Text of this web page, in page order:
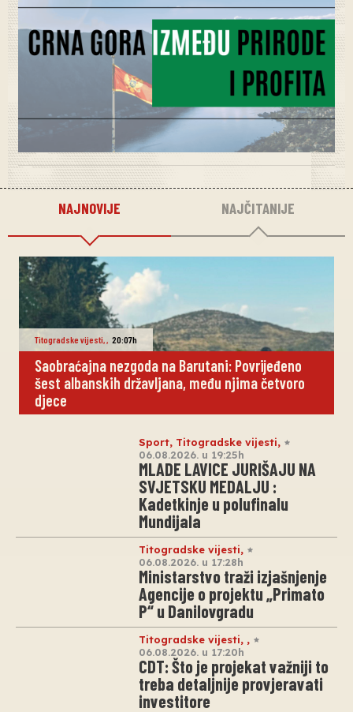
NAJNOVIJE NAJČITANIJE
Titogradske vijesti,, 20:07h
Saobraćajna nezgoda na Barutani: Povrijeđeno
šest albanskih državljana, među njima četvoro
djece
Sport, Titogradske vijesti,
06.08.2026. u 19:25h
MLADE LAVICE JURIŠAJU NA
SVJETSKU MEDALJU :
Kadetkinje u polufinalu
Mundijala
Titogradske vijesti,
06.08.2026. u 17:28h
Ministarstvo traži izjašnjenje
Agencije o projektu „Primato
P“ u Danilovgradu
Titogradske vijesti, ,
06.08.2026. u 17:20h
CDT: Što je projekat važniji to
treba detaljnije provjeravati
investitore